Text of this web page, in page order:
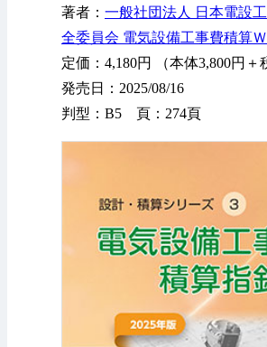
著者： 一般社団法人 日本電設
全委員会 電気設備工事費積算
定価：4,180円 （本体3,800円＋
発売日：2025/08/16
判型：B5 頁：274頁